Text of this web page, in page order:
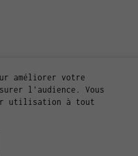
améliorer votre
l'audience. Vous
utilisation à tout